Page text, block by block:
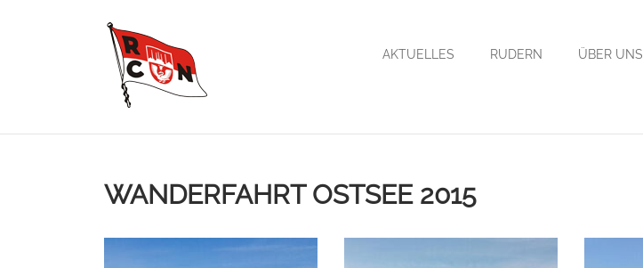
AKTUELLES RUDERN ÜBER UNS
WANDERFAHRT OSTSEE 2015